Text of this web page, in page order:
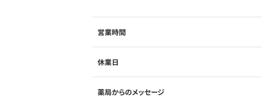
営業時間
休業日
薬局からのメッセージ